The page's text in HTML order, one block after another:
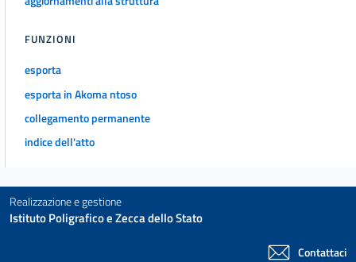
FUNZIONI
esporta
esporta in Akoma ntoso
collegamento permanente
indice dell'atto
Realizzazione e gestione
Istituto Poligrafico e Zecca dello Stato
Contattaci